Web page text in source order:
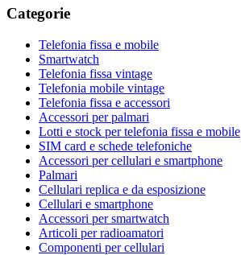
Categorie
Telefonia fissa e mobile
Smartwatch
Telefonia fissa vintage
Telefonia mobile vintage
Telefonia fissa e accessori
Accessori per palmari
Lotti e stock per telefonia fissa e mobile
SIM card e schede telefoniche
Accessori per cellulari e smartphone
Palmari
Cellulari replica e da esposizione
Cellulari e smartphone
Accessori per smartwatch
Articoli per radioamatori
Componenti per cellulari